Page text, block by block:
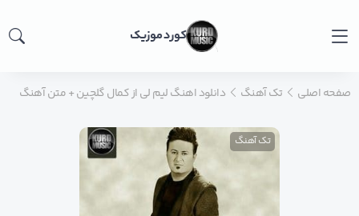
کورد موزیک
صفحه اصلی تک آهنگ دانلود اهنگ لیم لی از کمال گلچین + متن آهنگ
تک آهنگ